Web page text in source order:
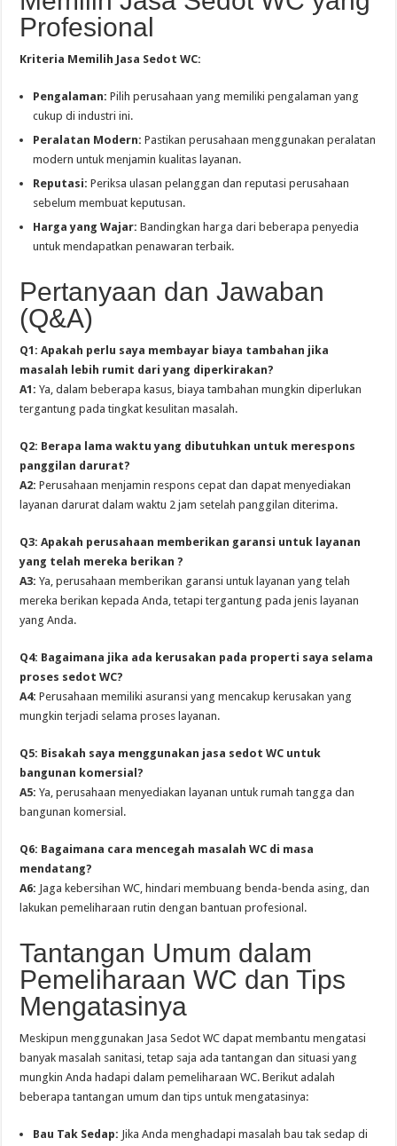
Profesional
Kriteria Memilih Jasa Sedot WC:
Pengalaman: Pilih perusahaan yang memiliki pengalaman yang
cukup di industri ini.
Peralatan Modern: Pastikan perusahaan menggunakan peralatan
modern untuk menjamin kualitas layanan.
Reputasi: Periksa ulasan pelanggan dan reputasi perusahaan
sebelum membuat keputusan.
Harga yang Wajar: Bandingkan harga dari beberapa penyedia
untuk mendapatkan penawaran terbaik.
Pertanyaan dan Jawaban
(Q&A)
Q1: Apakah perlu saya membayar biaya tambahan jika
masalah lebih rumit dari yang diperkirakan?
A1: Ya, dalam beberapa kasus, biaya tambahan mungkin diperlukan
tergantung pada tingkat kesulitan masalah.
Q2: Berapa lama waktu yang dibutuhkan untuk merespons
panggilan darurat?
A2: Perusahaan menjamin respons cepat dan dapat menyediakan
layanan darurat dalam waktu 2 jam setelah panggilan diterima.
Q3: Apakah perusahaan memberikan garansi untuk layanan
yang telah mereka berikan ?
A3: Ya, perusahaan memberikan garansi untuk layanan yang telah
mereka berikan kepada Anda, tetapi tergantung pada jenis layanan
yang Anda.
Q4: Bagaimana jika ada kerusakan pada properti saya selama
proses sedot WC?
A4: Perusahaan memiliki asuransi yang mencakup kerusakan yang
mungkin terjadi selama proses layanan.
Q5: Bisakah saya menggunakan jasa sedot WC untuk
bangunan komersial?
A5: Ya, perusahaan menyediakan layanan untuk rumah tangga dan
bangunan komersial.
Q6: Bagaimana cara mencegah masalah WC di masa
mendatang?
A6: Jaga kebersihan WC, hindari membuang benda-benda asing, dan
lakukan pemeliharaan rutin dengan bantuan profesional.
Tantangan Umum dalam
Pemeliharaan WC dan Tips
Mengatasinya
Meskipun menggunakan Jasa Sedot WC dapat membantu mengatasi
banyak masalah sanitasi, tetap saja ada tantangan dan situasi yang
mungkin Anda hadapi dalam pemeliharaan WC. Berikut adalah
beberapa tantangan umum dan tips untuk mengatasinya:
Bau Tak Sedap: Jika Anda menghadapi masalah bau tak sedap di